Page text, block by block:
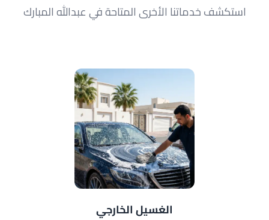
استكشف خدماتنا الأخرى المتاحة في عبدالله المبارك
الغسيل الخارجي